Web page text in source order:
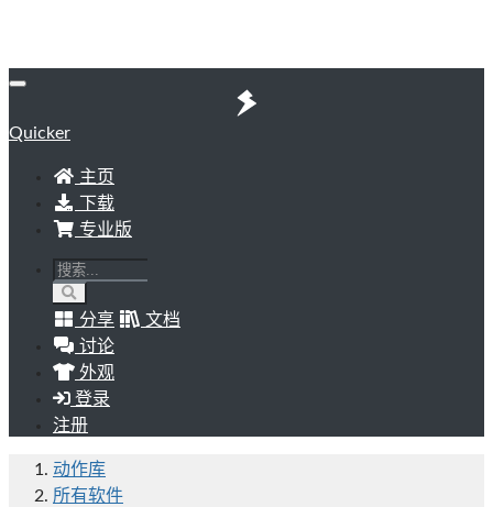
Quicker
主页
下载
专业版
分享
文档
讨论
外观
登录
注册
动作库
所有软件